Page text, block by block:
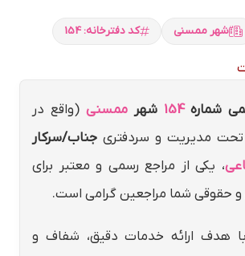
شهر ممسني کد دفترخانه: 154
شماره154 شهرممسني (واقع در
تحت مدیریت و سردفتری جناب/سرکار
، یکی از مراجع رسمی و معتبر برای
و حقوقی شما مراجعین گرامی است.
با هدف ارائه خدمات دقیق، شفاف و